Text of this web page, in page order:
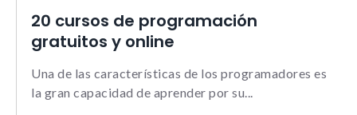
20 cursos de programación
gratuitos y online
Una de las características de los programadores es
la gran capacidad de aprender por su